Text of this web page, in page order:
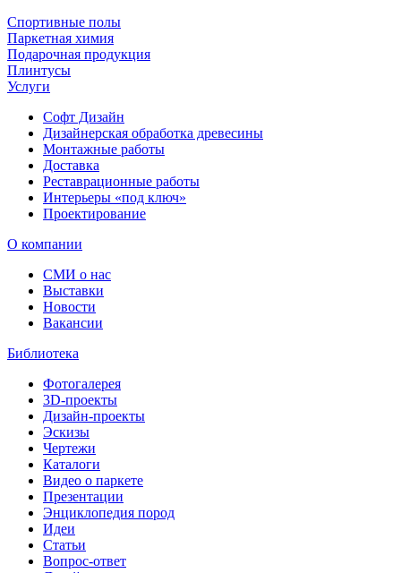
Спортивные полы
Паркетная химия
Подарочная продукция
Плинтусы
Услуги
Софт Дизайн
Дизайнерская обработка древесины
Монтажные работы
Доставка
Реставрационные работы
Интерьеры «под ключ»
Проектирование
О компании
СМИ о нас
Выставки
Новости
Вакансии
Библиотека
Фотогалерея
3D-проекты
Дизайн-проекты
Эскизы
Чертежи
Каталоги
Видео о паркете
Презентации
Энциклопедия пород
Идеи
Статьи
Вопрос-ответ